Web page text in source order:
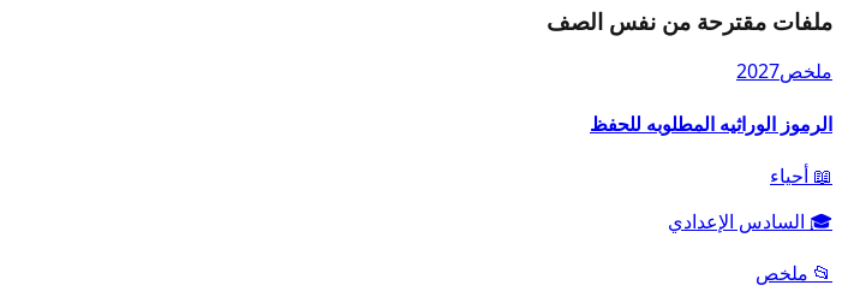
ملفات مقترحة من نفس الصف
ملخص2027
الرموز الوراثيه المطلوبه للحفظ
📖 أحياء
🎓 السادس الإعدادي
📂 ملخص